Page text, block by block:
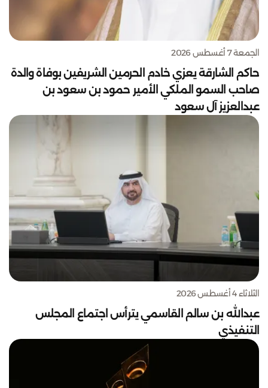
الجمعة 7 أغسطس 2026
حاكم الشارقة يعزي خادم الحرمين الشريفين بوفاة والدة
صاحب السمو الملكي الأمير حمود بن سعود بن
عبدالعزيز آل سعود
الثلاثاء 4 أغسطس 2026
عبدالله بن سالم القاسمي يترأس اجتماع المجلس
التنفيذي